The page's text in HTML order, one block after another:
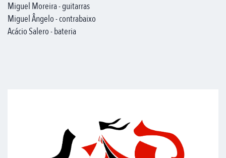
Miguel Moreira - guitarras
Miguel Ângelo - contrabaixo
Acácio Salero - bateria